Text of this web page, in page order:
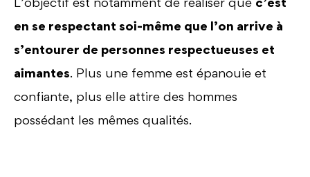
en se respectant soi-même que l’on arrive à
s’entourer de personnes respectueuses et
aimantes. Plus une femme est épanouie et
confiante, plus elle attire des hommes
possédant les mêmes qualités.